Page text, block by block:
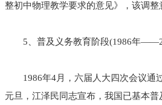
整初中物理教学要求的意见》，该调
5、普及义务教育阶段(1986年
1986年4月，六届人大四次会议通
元旦，江泽民同志宣布，我国已基本普